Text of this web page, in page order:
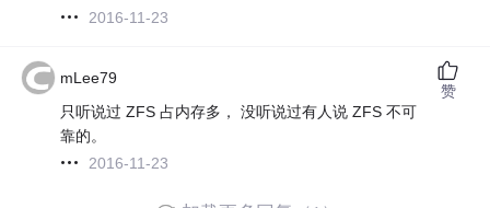
2016-11-23
mLee79
只听说过 ZFS 占内存多， 没听说过有人说 ZFS 不可
靠的。
2016-11-23
赞